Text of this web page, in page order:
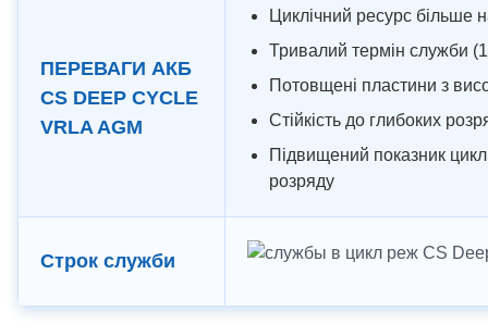
ПЕРЕВАГИ АКБ
CS DEEP CYCLE
VRLA AGM
Циклічний ресурс більше
Тривалий термін служби
Потовщені пластини з
Стійкість до глибоких
Підвищений показник
розряду
Строк служби